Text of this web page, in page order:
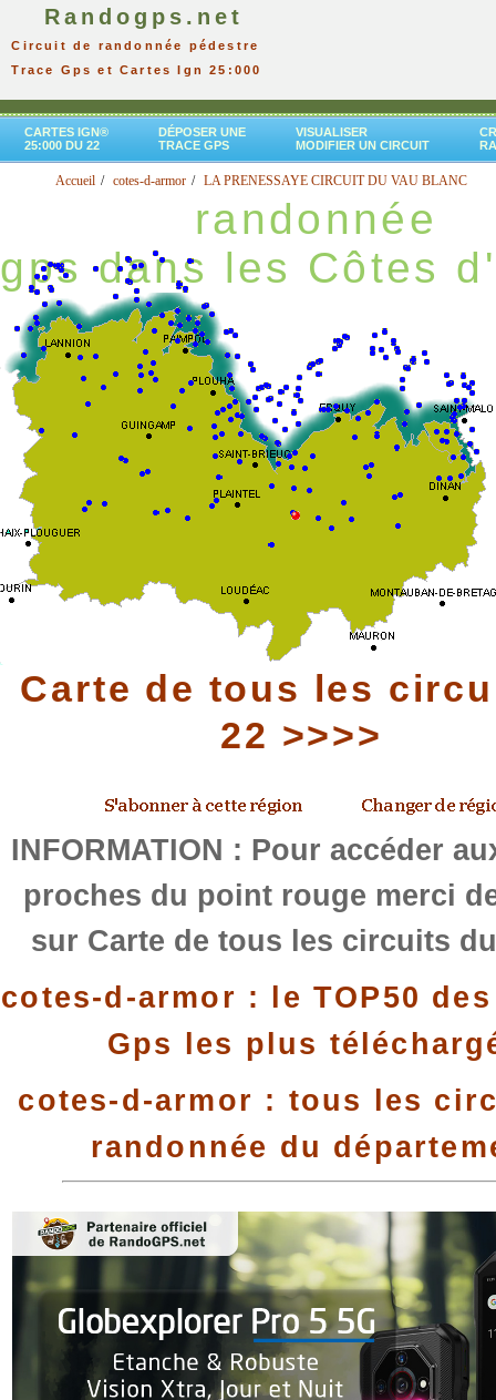
Randogps.net
Circuit de randonnée pédestre
Trace Gps et Cartes Ign 25:000
CARTES IGN®
25:000 DU 22
DÉPOSER UNE
TRACE GPS
VISUALISER
MODIFIER UN CIRCUIT
Accueil cotes-d-armor LA PRENESSAYE CIRCUIT DU VAU BLANC
randonnée
gps dans les Côtes
Carte de tous les
22 >>>>
INFORMATION : Pour accéder
proches du point rouge merci
sur Carte de tous les circuits
cotes-d-armor : le TOP50
Gps les plus
cotes-d-armor : tous les
randonnée du